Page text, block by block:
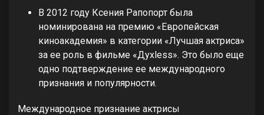
В 2012 году Ксения Рапопорт была
номинирована на премию «Европейская
киноакадемия» в категории «Лучшая актриса»
за ее роль в фильме «Духless». Это было еще
одно подтверждение ее международного
признания и популярности.
Международное признание актрисы